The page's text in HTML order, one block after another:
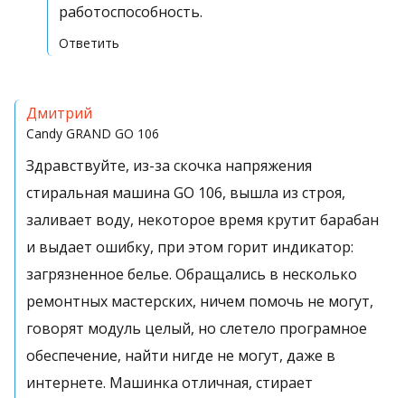
работоспособность.
Ответить
Дмитрий
Candy GRAND GO 106
Здравствуйте, из-за скочка напряжения
стиральная машина GO 106, вышла из строя,
заливает воду, некоторое время крутит барабан
и выдает ошибку, при этом горит индикатор:
загрязненное белье. Обращались в несколько
ремонтных мастерских, ничем помочь не могут,
говорят модуль целый, но слетело програмное
обеспечение, найти нигде не могут, даже в
интернете. Машинка отличная, стирает